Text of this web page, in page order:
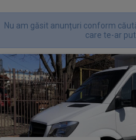
Nu am găsit anunțuri conform
care te-ar